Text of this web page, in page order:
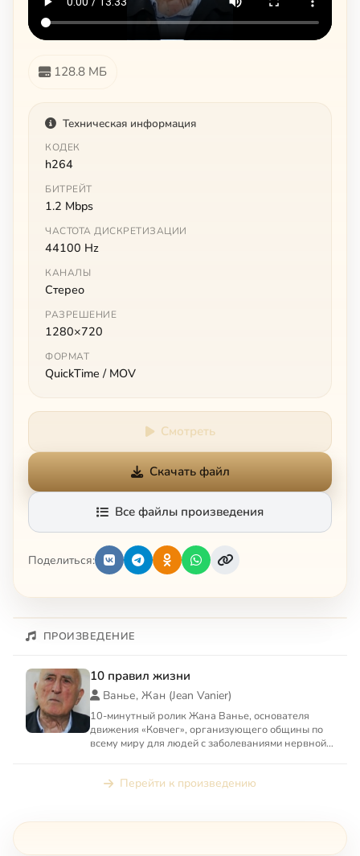
128.8 МБ
Техническая информация
КОДЕК
h264
БИТРЕЙТ
1.2 Mbps
ЧАСТОТА ДИСКРЕТИЗАЦИИ
44100 Hz
КАНАЛЫ
Стерео
РАЗРЕШЕНИЕ
1280×720
ФОРМАТ
QuickTime / MOV
Смотреть
Скачать файл
Все файлы произведения
Поделиться:
ПРОИЗВЕДЕНИЕ
10 правил жизни
Ванье, Жан (Jean Vanier)
10-минутный ролик Жана Ванье, основателя
движения «Ковчег», организующего общины по
всему миру для людей с заболеваниями нервной
Перейти к произведению